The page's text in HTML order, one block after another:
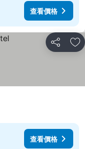
查看價格
分享 放
查看價格